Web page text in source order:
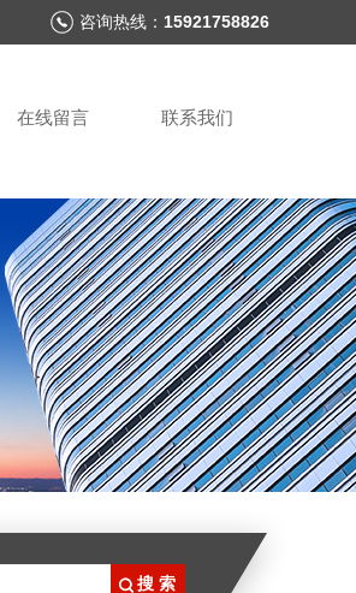
咨询热线： 15921758826
在线留言 联系我们